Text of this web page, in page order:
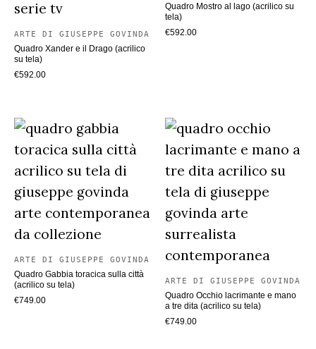
ARTE DI GIUSEPPE GOVINDA
Quadro Xander e il Drago (acrilico
su tela)
€592.00
Quadro Mostro al lago (acrilico su
tela)
€592.00
ARTE DI GIUSEPPE GOVINDA
Quadro Gabbia toracica sulla città
(acrilico su tela)
€749.00
ARTE DI GIUSEPPE GOVINDA
Quadro Occhio lacrimante e mano
a tre dita (acrilico su tela)
€749.00